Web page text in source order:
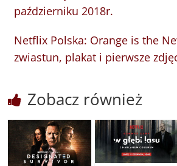
październiku 2018r.
Netflix Polska: Orange is the
zwiastun, plakat i pierwsze
Zobacz również